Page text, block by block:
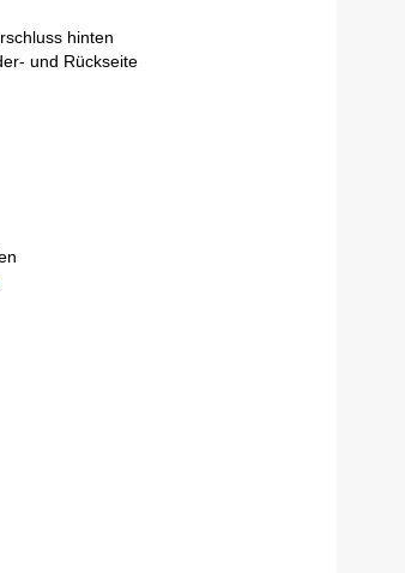
hinten
und Rückseite